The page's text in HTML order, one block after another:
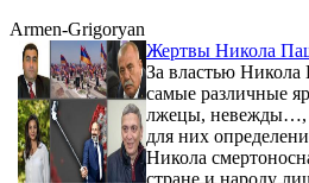
Armen-Grigoryan
Жертвы Никола
За властью Никола
самые различные
лжецы, невежды…,
для них
Никола
стране и народу